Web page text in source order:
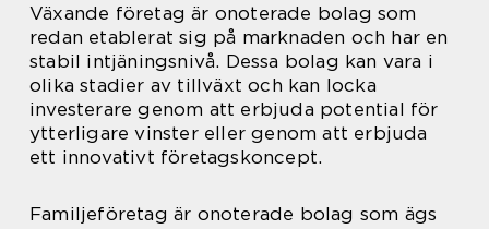
Växande företag är onoterade bolag som
redan etablerat sig på marknaden och har en
stabil intjäningsnivå. Dessa bolag kan vara i
olika stadier av tillväxt och kan locka
investerare genom att erbjuda potential för
ytterligare vinster eller genom att erbjuda
ett innovativt företagskoncept.
Familjeföretag är onoterade bolag som ägs